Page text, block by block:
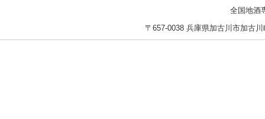
全国地酒
〒657-0038 兵庫県加古川市加古